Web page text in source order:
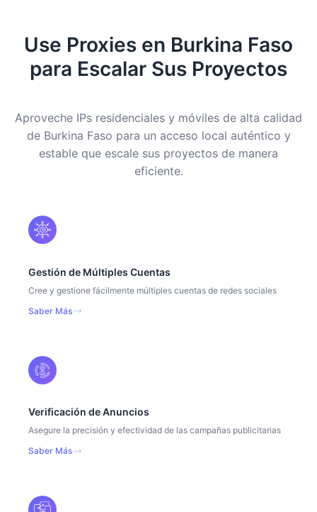
Use Proxies en Burkina Faso
para Escalar Sus Proyectos
Aproveche IPs residenciales y móviles de alta calidad
de Burkina Faso para un acceso local auténtico y
estable que escale sus proyectos de manera
eficiente.
Gestión de Múltiples Cuentas
Cree y gestione fácilmente múltiples cuentas de redes sociales
Saber Más
Verificación de Anuncios
Asegure la precisión y efectividad de las campañas publicitarias
Saber Más